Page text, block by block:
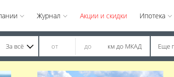
Журнал Акции и скидки Ипотека
За всё км до МКАД Еще